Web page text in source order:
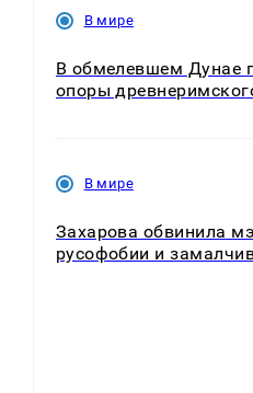
В мире
В обмелевшем Дунае
опоры
В мире
Захарова обвинила
русофобии и